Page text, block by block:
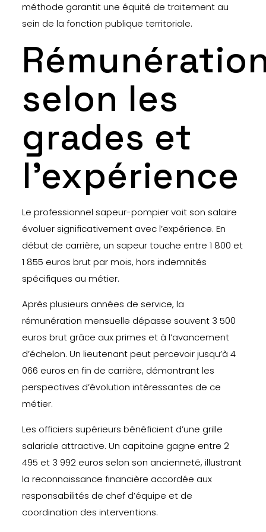
méthode garantit une équité de traitement au
sein de la fonction publique territoriale.
selon les
grades et
l’expérience
Le professionnel sapeur-pompier voit son salaire
évoluer significativement avec l’expérience. En
début de carrière, un sapeur touche entre 1 800 et
1 855 euros brut par mois, hors indemnités
spécifiques au métier.
Après plusieurs années de service, la
rémunération mensuelle dépasse souvent 3 500
euros brut grâce aux primes et à l’avancement
d’échelon. Un lieutenant peut percevoir jusqu’à 4
066 euros en fin de carrière, démontrant les
perspectives d’évolution intéressantes de ce
métier.
Les officiers supérieurs bénéficient d’une grille
salariale attractive. Un capitaine gagne entre 2
495 et 3 992 euros selon son ancienneté, illustrant
la reconnaissance financière accordée aux
responsabilités de chef d’équipe et de
coordination des interventions.